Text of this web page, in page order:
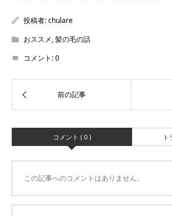
投稿者:chulare
おススメ,髪の毛の話
コメント:0
コメント ( 0 )
この記事へのコメントはありません。